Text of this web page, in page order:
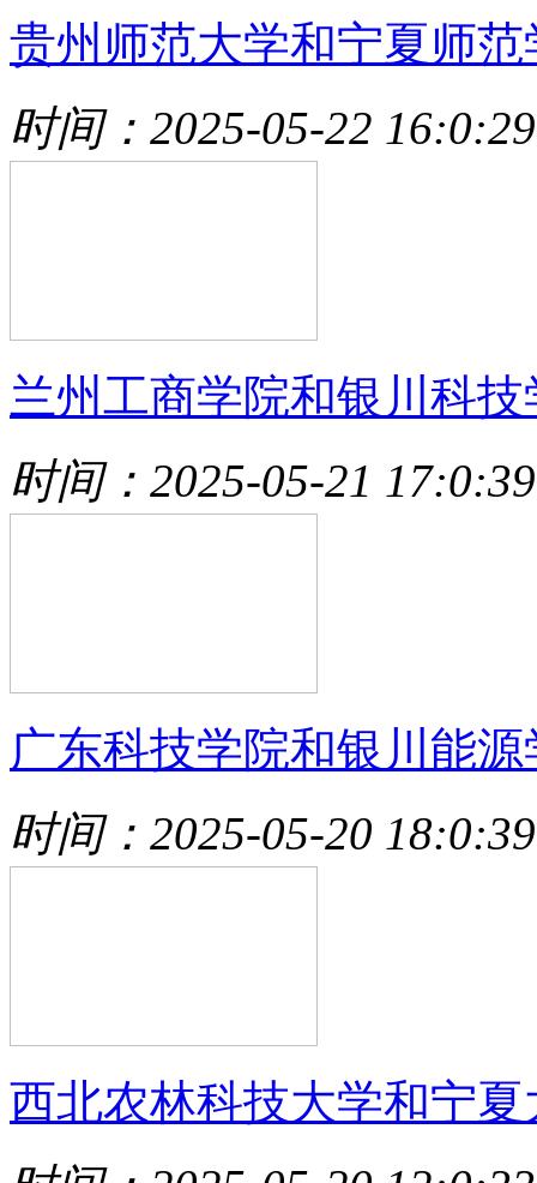
贵州师范大学和宁夏师范
时间：2025-05-22 16:0:29
兰州工商学院和银川科技
时间：2025-05-21 17:0:39
广东科技学院和银川能源
时间：2025-05-20 18:0:39
西北农林科技大学和宁夏